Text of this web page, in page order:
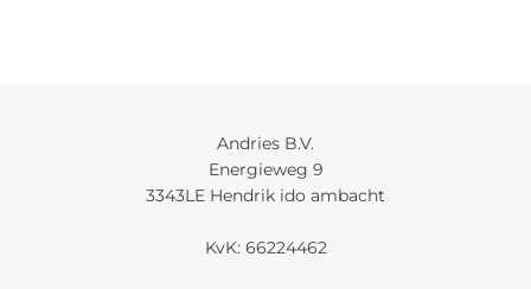
Andries B.V.
Energieweg 9
3343LE Hendrik ido ambacht
KvK: 66224462